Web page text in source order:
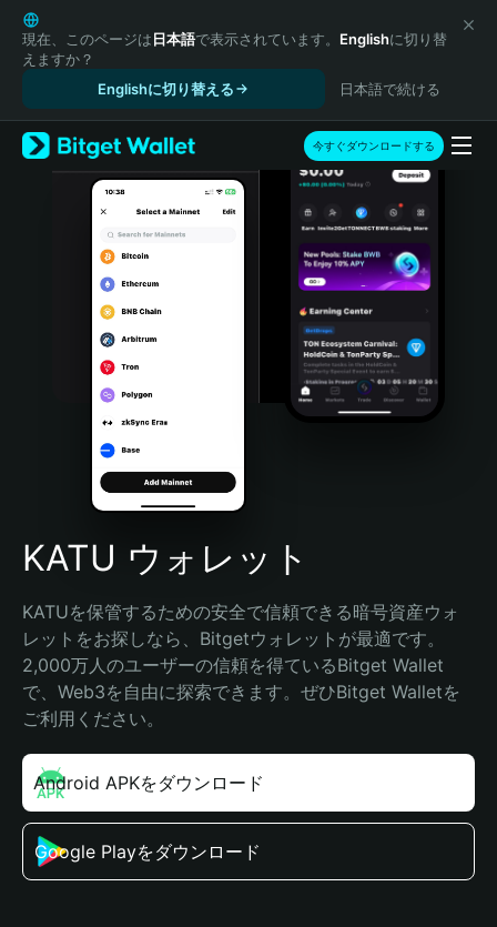
English
日本語
Tiếng Việt
Español (Latinoamérica)
Türkçe
Italiano
Português (Portugal)
Bahasa Indonesia
Português (Brasil)
Español (Argentina)
現在、このページは日本語で表示されています。 Englishに切り替
えますか？
Englishに切り替える
日本語で続ける
今すぐダウンロードする
KATU ウォレット
KATUを保管するための安全で信頼できる暗号資産ウォ
レットをお探しなら、Bitgetウォレットが最適です。
2,000万人のユーザーの信頼を得ているBitget Wallet
で、Web3を自由に探索できます。ぜひBitget Walletを
ご利用ください。
Android APKをダウンロード
Google Playをダウンロード